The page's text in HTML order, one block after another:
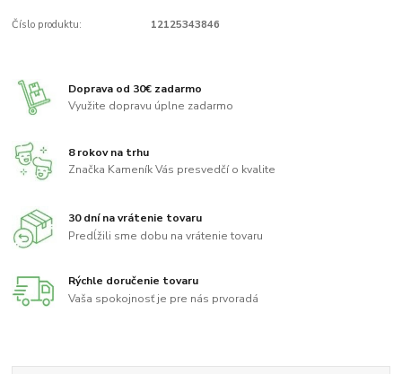
Číslo produktu: 12125343846
Doprava od 30€ zadarmo
Využite dopravu úplne zadarmo
8 rokov na trhu
Značka Kameník Vás presvedčí o kvalite
30 dní na vrátenie tovaru
Predĺžili sme dobu na vrátenie tovaru
Rýchle doručenie tovaru
Vaša spokojnosť je pre nás prvoradá